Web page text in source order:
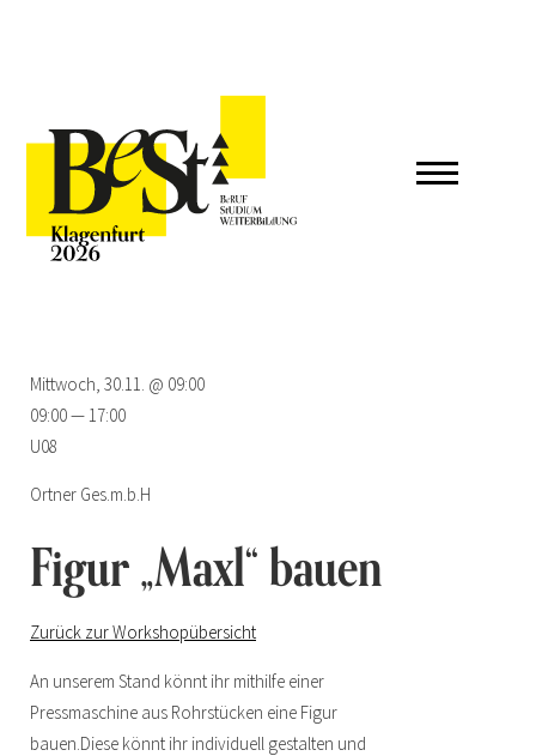
Figur „Maxl“ bauen
Zurück zur Workshopübersicht
An unserem Stand könnt ihr mithilfe einer
Pressmaschine aus Rohrstücken eine Figur
bauen.Diese könnt ihr individuell gestalten und
Mittwoch, 30.11. @ 09:00
09:00 — 17:00
U08
Ortner Ges.m.b.H